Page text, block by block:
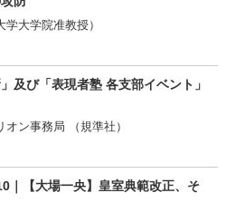
大学院准教授）
及び「表現者塾 各支部イベント」
ン事務局 （規準社）
｜【大場一央】皇室典範改正、そ